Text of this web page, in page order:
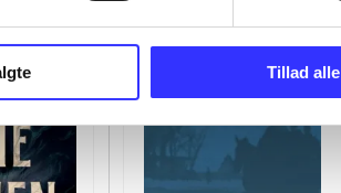
Tillad alle